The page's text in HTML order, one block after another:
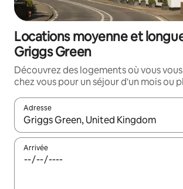
Locations moyenne et
Griggs Green
Découvrez des logements où vous
chez vous pour un séjour d'un mois ou
Adresse
Lorsque les résultats s'affichent, utilisez
Arrivée